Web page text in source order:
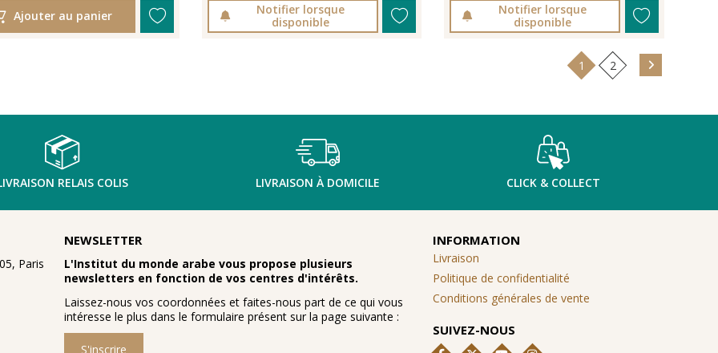
Ajouter au panier
Notifier lorsque
disponible
Notifier lorsque
disponible
1 2
RELAIS COLIS LIVRAISON À DOMICILE CLICK & COLLECT
Paris
NEWSLETTER
L'Institut du monde arabe vous propose plusieurs
newsletters en fonction de vos centres d'intérêts.
Laissez-nous vos coordonnées et faites-nous part de ce qui vous
intéresse le plus dans le formulaire présent sur la page suivante :
S'inscrire
INFORMATION
Livraison
Politique de confidentialité
Conditions générales de vente
SUIVEZ-NOUS